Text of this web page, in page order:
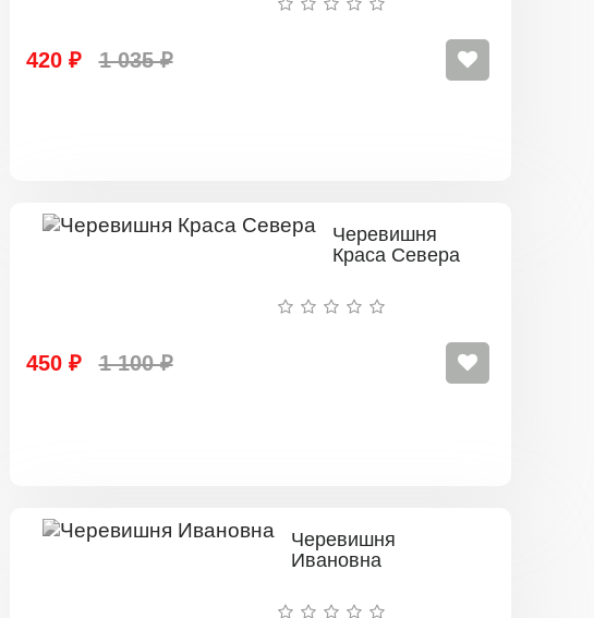
420 ₽ 1 035 ₽
Черевишня
Краса Севера
450 ₽ 1 100 ₽
Черевишня
Ивановна